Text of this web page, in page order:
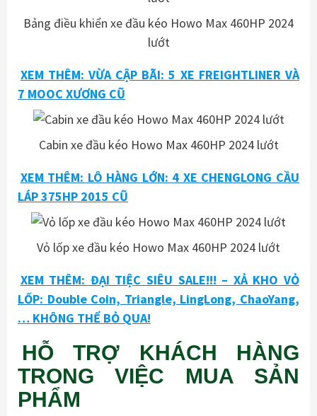
Bảng điều khiển xe đầu kéo Howo Max 460HP 2024
lướt
XEM THÊM: VỪA CẬP BÃI: 5 XE FREIGHTLINER VÀ
7 MOOC XƯƠNG CŨ
Cabin xe đầu kéo Howo Max 460HP 2024 lướt
XEM THÊM: LÔ HÀNG LỚN: 4 XE CHENGLONG CẦU
LÁP 375HP 2015 CŨ
Vỏ lốp xe đầu kéo Howo Max 460HP 2024 lướt
XEM THÊM: ĐẠI TIỆC SIÊU SALE!!! – XẢ KHO VỎ
LỐP: Double Coin, Triangle, LingLong, ChaoYang,
… KHÔNG THỂ BỎ QUA!
HỖ TRỢ KHÁCH HÀNG
TRONG VIỆC MUA SẢN
PHẨM